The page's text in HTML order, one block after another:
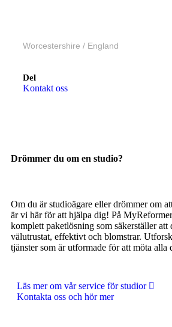
Worcestershire / England
Del
Kontakt oss
Drömmer du om en studio?
Om du är studioägare eller drömmer om
är vi här för att hjälpa dig! På
komplett paketlösning som säkerställer att
välutrustat, effektivt och blomstrar.
tjänster som är utformade för att möta alla
Läs mer om vår service för studior
Kontakta oss och hör mer